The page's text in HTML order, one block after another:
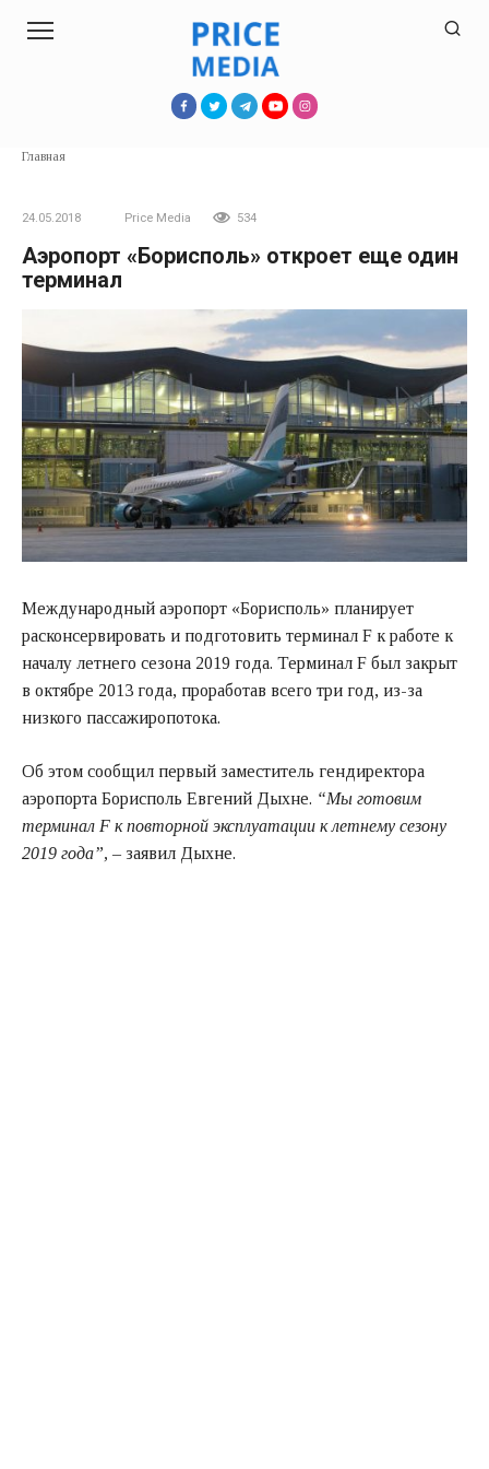
Главная
24.05.2018 Price Media 534
Аэропорт «Борисполь» откроет еще один
терминал
Международный аэропорт «Борисполь» планирует
расконсервировать и подготовить терминал F к работе к
началу летнего сезона 2019 года. Терминал F был закрыт
в октябре 2013 года, проработав всего три год, из-за
низкого пассажиропотока.
Об этом сообщил первый заместитель гендиректора
аэропорта Борисполь Евгений Дыхне. “Мы готовим
терминал F к повторной эксплуатации к летнему сезону
2019 года”, – заявил Дыхне.